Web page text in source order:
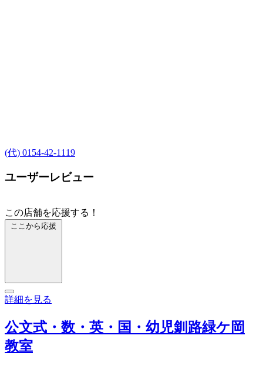
(代) 0154-42-1119
ユーザーレビュー
この店舗を応援する！
ここから応援
詳細を見る
公文式・数・英・国・幼児釧路緑ケ岡
教室